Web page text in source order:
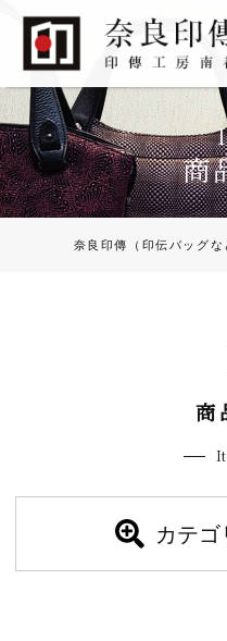
商
奈良印傳（印伝バッグな
商
カテゴ